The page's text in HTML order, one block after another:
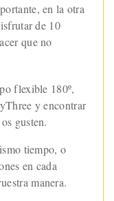
en la otra
de 10
que no
flexible 180º,
y encontrar
gusten.
tiempo, o
en cada
manera.